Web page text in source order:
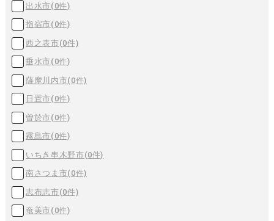
出水市(0件)
指宿市(0件)
西之表市(0件)
垂水市(0件)
薩摩川内市(0件)
日置市(0件)
曽於市(0件)
霧島市(0件)
いちき串木野市(0件)
南さつま市(0件)
志布志市(0件)
奄美市(0件)